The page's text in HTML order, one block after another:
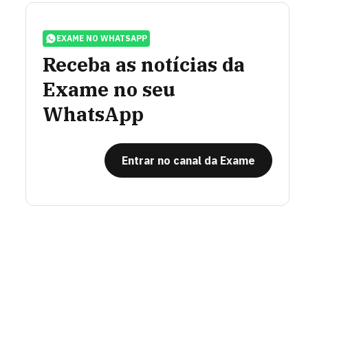
EXAME NO WHATSAPP
Receba as notícias da
Exame no seu
WhatsApp
Entrar no canal da Exame